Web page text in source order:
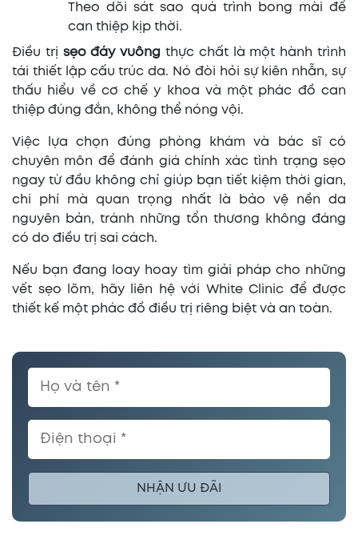
Theo dõi sát sao quá trình bong mài để
can thiệp kịp thời.
Điều trị sẹo đáy vuôngthực chất là một hành trình
tái thiết lập cấu trúc da. Nó đòi hỏi sự kiên nhẫn, sự
thấu hiểu về cơ chế y khoa và một phác đồ can
thiệp đúng đắn, không thể nóng vội.
Việc lựa chọn đúng phòng khám và bác sĩ có
chuyên môn để đánh giá chính xác tình trạng sẹo
ngay từ đầu không chỉ giúp bạn tiết kiệm thời gian,
chi phí mà quan trọng nhất là bảo vệ nền da
nguyên bản, tránh những tổn thương không đáng
có do điều trị sai cách.
Nếu bạn đang loay hoay tìm giải pháp cho những
vết sẹo lõm, hãy liên hệ với White Clinic để được
thiết kế một phác đồ điều trị riêng biệt và an toàn.
NHẬN ƯU ĐÃI